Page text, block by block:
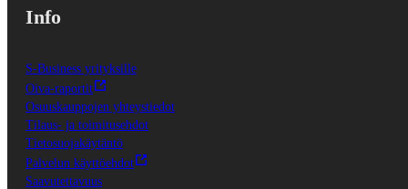
Info
S-Business yrityksille
Oiva-raportit
Osuuskauppojen yhteystiedot
Tilaus- ja toimitusehdot
Tietosuojakäytäntö
Palvelun käyttöehdot
Saavutettavuus